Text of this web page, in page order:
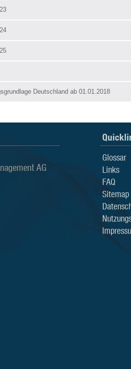
Deutschland ab 01.01.2018
AG
Glossar
Links
FAQ
Sitemap